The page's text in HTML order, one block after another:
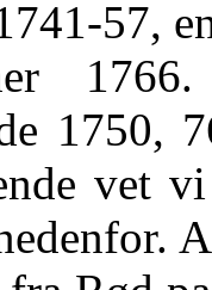
57,
1750,
vet